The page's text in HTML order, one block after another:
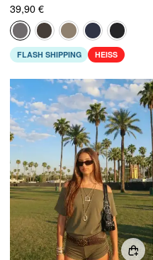
39,90 €
FLASH SHIPPING HEISS